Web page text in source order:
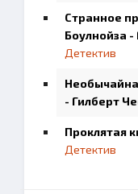
Странное
Боулнойза -
Детектив
- Гилберт
Проклятая
Детектив